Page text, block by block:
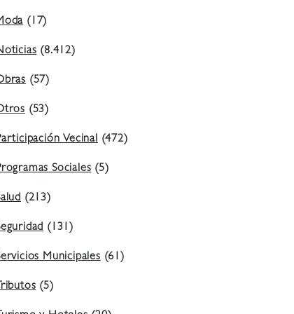
(17)
(8.412)
(57)
(53)
Vecinal(472)
Sociales(5)
(213)
(131)
Municipales(61)
(5)